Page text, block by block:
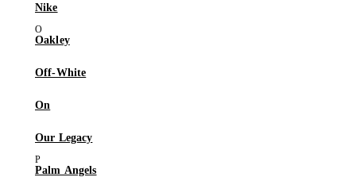
Nike
Oakley
Off-White
On
Our Legacy
Palm Angels